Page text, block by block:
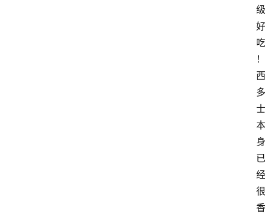
级
好
吃
！
西
多
士
本
身
已
经
很
香